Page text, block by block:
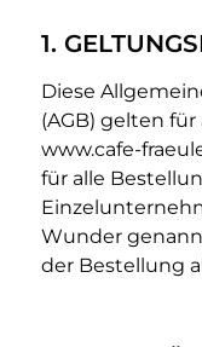
1.
Diese
(AGB) gelten
www.cafe-
für alle
Wunder
der Bestellung